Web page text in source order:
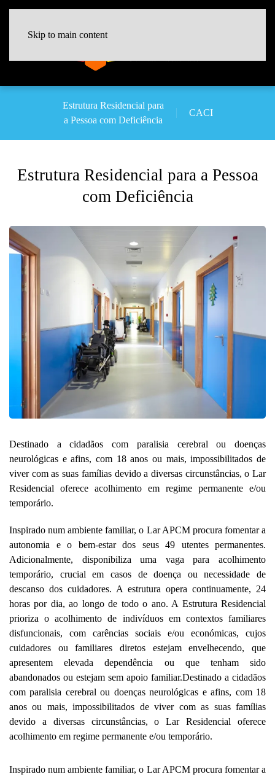
Skip to main content
Estrutura Residencial para
a Pessoa com Deficiência
CACI
Estrutura Residencial para a Pessoa
com Deficiência
Destinado a cidadãos com paralisia cerebral ou doenças
neurológicas e afins, com 18 anos ou mais, impossibilitados de
viver com as suas famílias devido a diversas circunstâncias, o Lar
Residencial oferece acolhimento em regime permanente e/ou
temporário.
Inspirado num ambiente familiar, o Lar APCM procura fomentar a
autonomia e o bem-estar dos seus 49 utentes permanentes.
Adicionalmente, disponibiliza uma vaga para acolhimento
temporário, crucial em casos de doença ou necessidade de
descanso dos cuidadores. A estrutura opera continuamente, 24
horas por dia, ao longo de todo o ano. A Estrutura Residencial
prioriza o acolhimento de indivíduos em contextos familiares
disfuncionais, com carências sociais e/ou económicas, cujos
cuidadores ou familiares diretos estejam envelhecendo, que
apresentem elevada dependência ou que tenham sido
abandonados ou estejam sem apoio familiar.Destinado a cidadãos
com paralisia cerebral ou doenças neurológicas e afins, com 18
anos ou mais, impossibilitados de viver com as suas famílias
devido a diversas circunstâncias, o Lar Residencial oferece
acolhimento em regime permanente e/ou temporário.
Inspirado num ambiente familiar, o Lar APCM procura fomentar a